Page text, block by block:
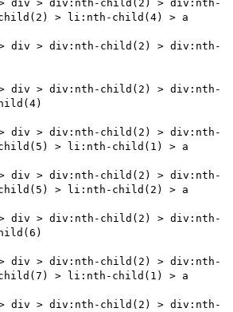
> div > div:nth-child(2) > div:nth-
> li:nth-child(4) > a
> div > div:nth-child(2) > div:nth-
> div > div:nth-child(2) > div:nth-
> div > div:nth-child(2) > div:nth-
> li:nth-child(1) > a
> div > div:nth-child(2) > div:nth-
> li:nth-child(2) > a
> div > div:nth-child(2) > div:nth-
> div > div:nth-child(2) > div:nth-
> li:nth-child(1) > a
> div > div:nth-child(2) > div:nth-